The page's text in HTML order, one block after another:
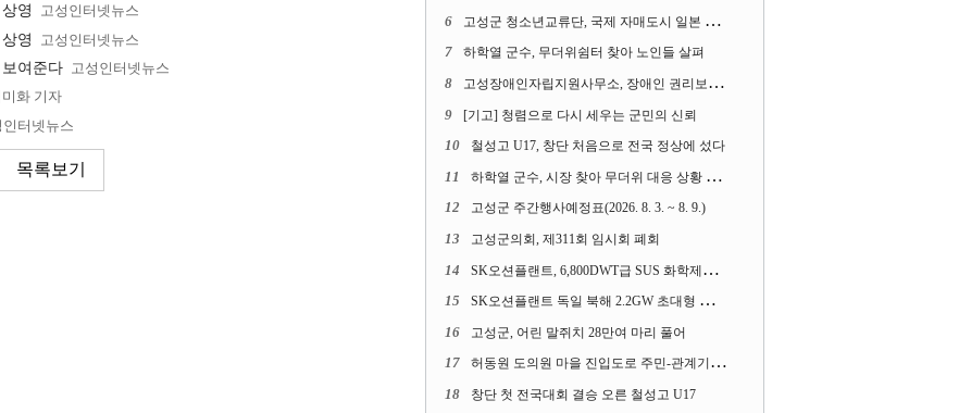
영
고성인터넷뉴스
영
고성인터넷뉴스
여준다 고성인터넷뉴스
미화 기자
인터넷뉴스
6 고성군 청소년교류단, 국제 자매도시 일본 가사오카시 찾아
7 하학열 군수, 무더위쉼터 찾아 노인들 살펴
8 고성장애인자립지원사무소, 장애인 권리보장 촉구 1인 시위 벌여
9 [기고] 청렴으로 다시 세우는 군민의 신뢰
10 철성고 U17, 창단 처음으로 전국 정상에 섰다
11 하학열 군수, 시장 찾아 무더위 대응 상황 살펴
12 고성군 주간행사예정표(2026. 8. 3. ~ 8. 9.)
13 고성군의회, 제311회 임시회 폐회
14 SK오션플랜트, 6,800DWT급 SUS 화학제품운반선 2척 수주
15 SK오션플랜트 독일 북해 2.2GW 초대형 해상변전소 하부구조물 수주
16 고성군, 어린 말쥐치 28만여 마리 풀어
17 허동원 도의원 마을 진입도로 주민-관계기관과 함께 간담회 열어
18 창단 첫 전국대회 결승 오른 철성고 U17